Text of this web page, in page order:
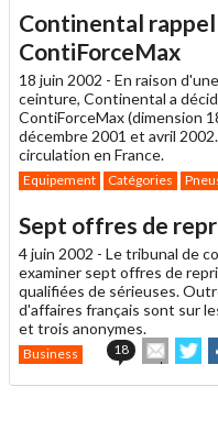
un
ami
Continental
ContiForceMax
18 juin 2002 - En raison
ceinture, Continental a
ContiForceMax (dimension
décembre 2001 et avril
circulation en France.
Equipement Catégories
Sept offres de
4 juin 2002 - Le tribunal de
examiner sept offres de
qualifiées de sérieuses.
d'affaires français sont sur
et trois anonymes.
Business 18
cet
article
sur